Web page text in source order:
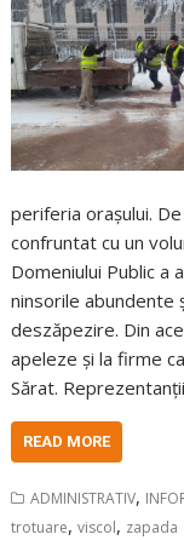
periferia orașului.
confruntat cu un
Domeniului Public a
ninsorile abundente
deszăpezire. Din
apeleze și la firme
Sărat.
READ MORE
ADMINISTRATIV,
trotuare,viscol, zapada